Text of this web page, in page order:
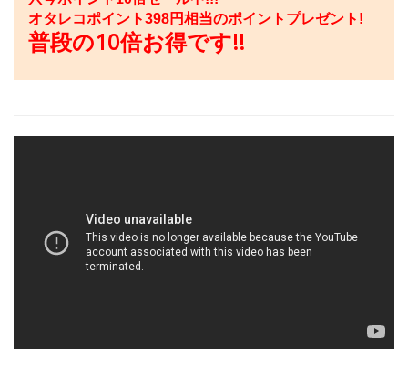
オタレコポイント398円相当のポイントプレゼント!
普段の10倍お得です!!